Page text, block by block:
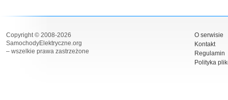
Copyright © 2008-2026
SamochodyElektryczne.org
– wszelkie prawa zastrzeżone
O serwisie
Kontakt
Regulamin
Polityka